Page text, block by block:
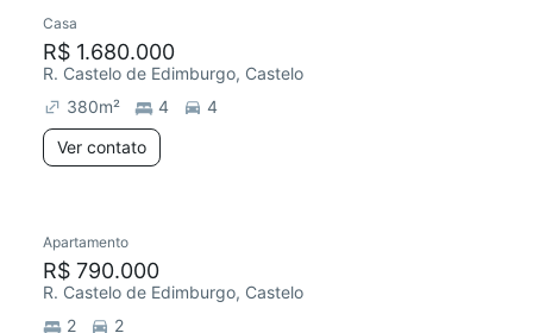
Casa
R$ 1.680.000
R. Castelo de Edimburgo, Castelo
380m² 4
4
Ver contato
Apartamento
R$ 790.000
R. Castelo de Edimburgo, Castelo
2
2